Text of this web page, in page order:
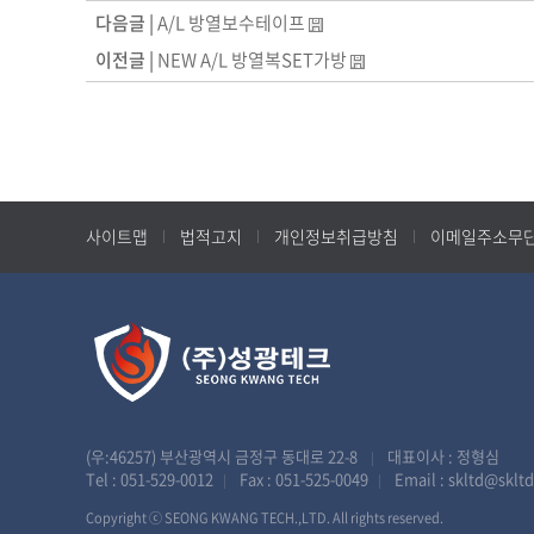
다음글 |A/L 방열보수테이프
이전글 | NEW A/L 방열복SET가방
사이트맵 법적고지 개인정보취급방침 이메일주소무
(우:46257) 부산광역시 금정구 동대로 22-8 |
대표이사 : 정형심
Tel : 051-529-0012 | Fax : 051-525-0049 | Email :
Copyright ⓒ SEONG KWANG TECH.,LTD. All rights reserved.